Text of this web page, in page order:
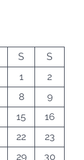
S
S
1
2
8
9
15
16
22
23
29
30